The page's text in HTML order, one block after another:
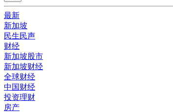
最新
新加坡
民生民声
财经
新加坡股市
新加坡财经
全球财经
中国财经
投资理财
房产